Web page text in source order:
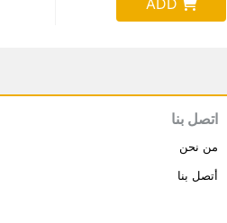
اتصل بنا
من نحن
أتصل بنا